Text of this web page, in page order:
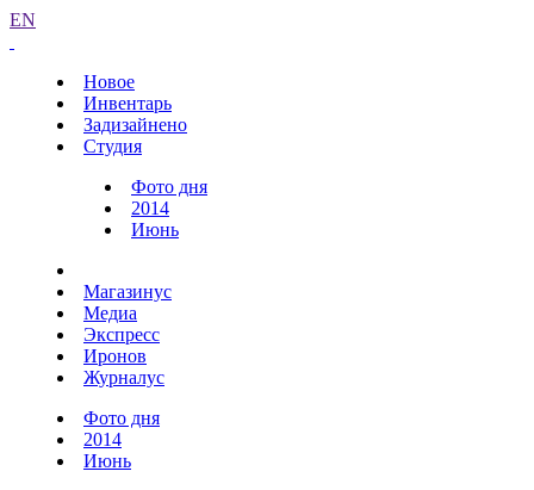
EN
Новое
Инвентарь
Задизайнено
Студия
Фото дня
2014
Июнь
Магазинус
Медиа
Экспресс
Иронов
Журналус
Фото дня
2014
Июнь